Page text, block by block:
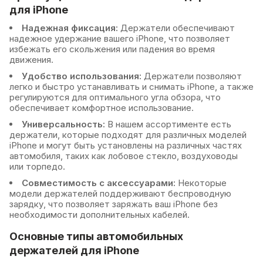
для iPhone
Надежная фиксация: Держатели обеспечивают
надежное удержание вашего iPhone, что позволяет
избежать его скольжения или падения во время
движения.
Удобство использования: Держатели позволяют
легко и быстро устанавливать и снимать iPhone, а также
регулируются для оптимального угла обзора, что
обеспечивает комфортное использование.
Универсальность: В нашем ассортименте есть
держатели, которые подходят для различных моделей
iPhone и могут быть установлены на различных частях
автомобиля, таких как лобовое стекло, воздуховоды
или торпедо.
Совместимость с аксессуарами: Некоторые
модели держателей поддерживают беспроводную
зарядку, что позволяет заряжать ваш iPhone без
необходимости дополнительных кабелей.
Основные типы автомобильных
держателей для iPhone